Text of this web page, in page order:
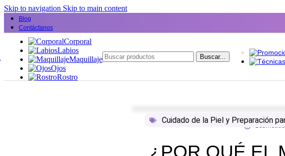
Skip to navigation Skip to main content
Blog
Contáctanos
Categorías
Corporal
Labios
Maquillaje
Ojos
Rostro
Buscar...
Cuidado de la Piel y Preparación
¿POR QUÉ EL